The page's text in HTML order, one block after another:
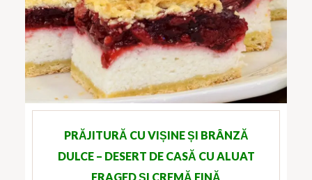
PRĂJITURĂ CU VIȘINE ȘI BRÂNZĂ
DULCE – DESERT DE CASĂ CU ALUAT
FRAGED ȘI CREMĂ FINĂ